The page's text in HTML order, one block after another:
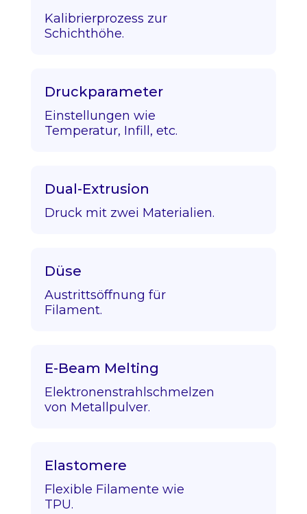
Kalibrierprozess zur
Schichthöhe.
Druckparameter
Einstellungen wie
Temperatur, Infill, etc.
Dual-Extrusion
Druck mit zwei Materialien.
Düse
Austrittsöffnung für
Filament.
E-Beam Melting
Elektronenstrahlschmelzen
von Metallpulver.
Elastomere
Flexible Filamente wie
TPU.